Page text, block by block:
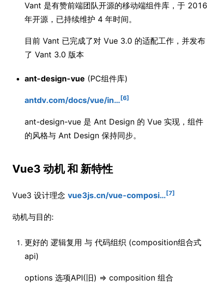
Vant 是有赞前端团队开源的移动端组件库，于 2016
年开源，已持续维护 4 年时间。
目前 Vant 已完成了对 Vue 3.0 的适配工作，并发布
了 Vant 3.0 版本
ant-design-vue (PC组件库)
antdv.com/docs/vue/in…[6]
ant-design-vue 是 Ant Design 的 Vue 实现，组件
的风格与 Ant Design 保持同步。
Vue3 动机 和 新特性
Vue3 设计理念 vue3js.cn/vue-composi…[7]
动机与目的:
更好的 逻辑复用 与 代码组织 (composition组合式
api)
options 选项API(旧) => composition 组合